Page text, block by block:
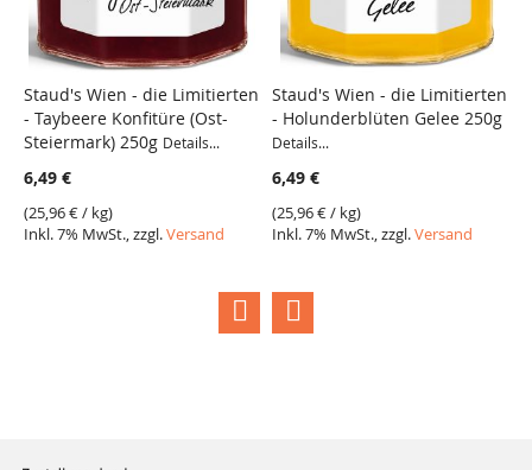
Staud's Wien - die Limitierten
- Taybeere Konfitüre (Ost-
Steiermark) 250g Details...
6,49 €
(25,96 €/ kg)
Inkl. 7% MwSt., zzgl.Versand
Staud's Wien - die Limitierten
- Holunderblüten Gelee 250g
Details...
6,49 €
(25,96 €/ kg)
Inkl. 7% MwSt., zzgl.Versand